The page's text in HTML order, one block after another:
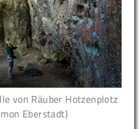
von Räuber Hotzenplotz
Eberstadt)